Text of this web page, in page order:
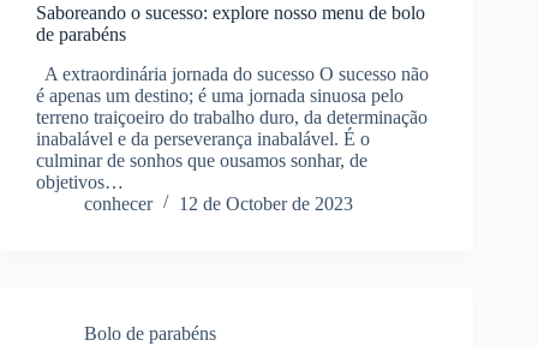
Saboreando o sucesso: explore nosso menu de bolo
de parabéns
A extraordinária jornada do sucesso O sucesso não
é apenas um destino; é uma jornada sinuosa pelo
terreno traiçoeiro do trabalho duro, da determinação
inabalável e da perseverança inabalável. É o
culminar de sonhos que ousamos sonhar, de
objetivos…
conhecer
12 de October de 2023
Bolo de parabéns